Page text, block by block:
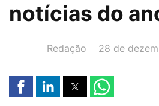
notícias do
AUTOR(A):
Redação DATA:
28 de